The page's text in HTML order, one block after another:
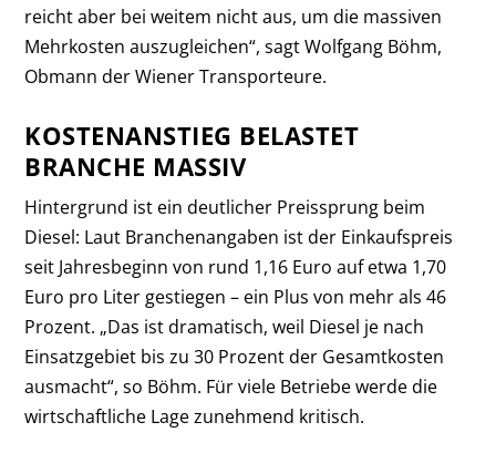
reicht aber bei weitem nicht aus, um die massiven
Mehrkosten auszugleichen“, sagt Wolfgang Böhm,
Obmann der Wiener Transporteure.
KOSTENANSTIEG BELASTET
BRANCHE MASSIV
Hintergrund ist ein deutlicher Preissprung beim
Diesel: Laut Branchenangaben ist der Einkaufspreis
seit Jahresbeginn von rund 1,16 Euro auf etwa 1,70
Euro pro Liter gestiegen – ein Plus von mehr als 46
Prozent. „Das ist dramatisch, weil Diesel je nach
Einsatzgebiet bis zu 30 Prozent der Gesamtkosten
ausmacht“, so Böhm. Für viele Betriebe werde die
wirtschaftliche Lage zunehmend kritisch.